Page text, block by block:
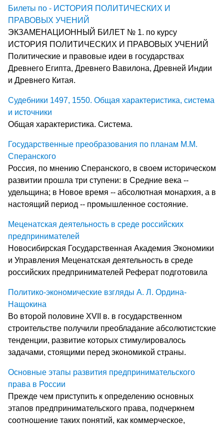
Билеты по - ИСТОРИЯ ПОЛИТИЧЕСКИХ И
ПРАВОВЫХ УЧЕНИЙ
ЭКЗАМЕНАЦИОННЫЙ БИЛЕТ № 1. по курсу
ИСТОРИЯ ПОЛИТИЧЕСКИХ И ПРАВОВЫХ УЧЕНИЙ
Политические и правовые идеи в государствах
Древнего Египта, Древнего Вавилона, Древней Индии
и Древнего Китая.
Судебники 1497, 1550. Общая характеристика, система
и источники
Общая характеристика. Система.
Государственные преобразования по планам М.М.
Сперанского
Россия, по мнению Сперанского, в своем историческом
развитии прошла три ступени: в Средние века --
удельщина; в Новое время -- абсолютная монархия, а в
настоящий период -- промышленное состояние.
Меценатская деятельность в среде российских
предпринимателей
Новосибирская Государственная Академия Экономики
и Управления Меценатская деятельность в среде
российских предпринимателей Реферат подготовила
Политико-экономические взгляды А. Л. Ордина-
Нащокина
Во второй половине XVII в. в государственном
строительстве получили преобладание абсолютистские
тенденции, развитие которых стимулировалось
задачами, стоящими перед экономикой страны.
Основные этапы развития предпринимательского
права в России
Прежде чем приступить к определению основных
этапов предпринимательского права, подчеркнем
соотношение таких понятий, как коммерческое,